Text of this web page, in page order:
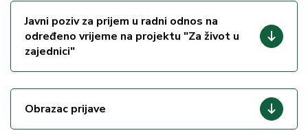
Javni poziv za prijem u radni odnos na
određeno vrijeme na projektu "Za život u
zajednici"
Obrazac prijave